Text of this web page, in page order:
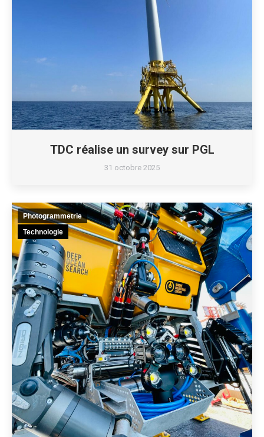
TDC réalise un survey sur PGL
31 octobre 2025
Photogrammetrie
Technologie